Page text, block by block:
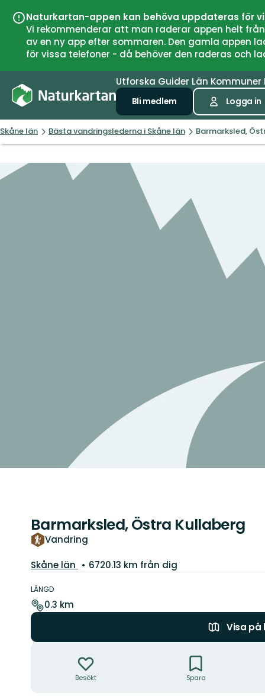
Naturkartan-appen kan behöva uppdateras för
Vi rekommenderar att man raderar appen helt
av en ny app efter sommaren. Den gamla
för vissa telefoner - då behöver den raderas och
Utforska Guider Län Kommuner
Bli medlem Logga in
Skåne län Bästa vandringslederna i Skåne län Barmarksled,
Barmarksled, Östra Kullaberg
Vandring
Län:
Skåne län 6720.13 km från dig
om
leden
LÄNGD
0.3 km
Visa på
Besökt Spara